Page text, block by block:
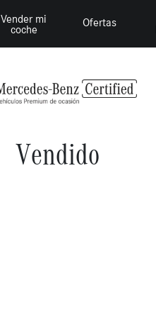
Vender mi
coche
Ofertas
Vendido